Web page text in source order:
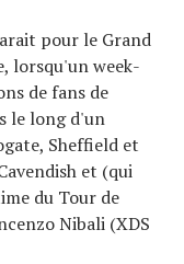
pour le Grand
lorsqu'un week-
de fans de
le long d'un
Sheffield et
et (qui
du Tour de
Nibali (XDS